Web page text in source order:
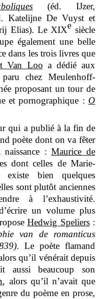
(éd. IJzer,
Katelijne De Vuyst et
Elias). Le XIXe siècle
également une belle
dans les trois livres que
Van Loo a dédié aux
chez Meulenhoff-
proposant un tour de
et pornographique : O
qui a publié à la fin de
poète dont on va fêter
naissance :Maurice de
dont celles de Marie-
existe bien quelques
sont plutôt anciennes
à l’exhaustivité.
un volume plus
Hedwig Speliers:
van de romanticus
. Le poète flamand
qu’il vénérait depuis
aussi beaucoup son
, alors qu’il n’avait que
du poème en prose,